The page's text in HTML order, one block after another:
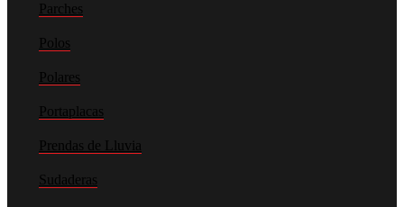
Parches
Polos
Polares
Portaplacas
Prendas de Lluvia
Sudaderas